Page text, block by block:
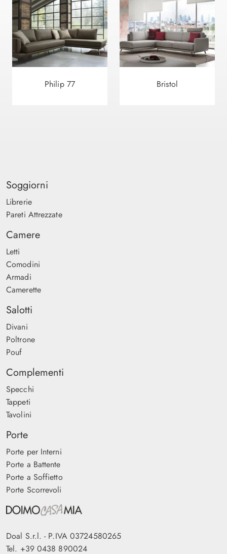
Philip 77 Bristol
Soggiorni
Librerie
Pareti Attrezzate
Camere
Letti
Comodini
Armadi
Camerette
Salotti
Divani
Poltrone
Pouf
Complementi
Specchi
Tappeti
Tavolini
Porte
Porte per Interni
Porte a Battente
Porte a Soffietto
Porte Scorrevoli
Doal S.r.l. - P.IVA 03724580265
Tel. +39 0438 890024